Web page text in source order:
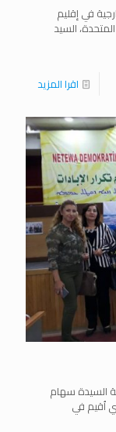
في إقليم
السيد
اقرا المزيد
السيدة سهام
اُقيم في